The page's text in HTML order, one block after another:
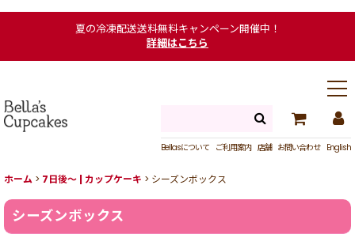
夏の冷凍配送送料無料キャンペーン開催中！
詳細はこちら
Bellasについて ご利用案内 店舗 お問い合わせ English
ホーム > 7日後〜 | カップケーキ > シーズンボックス
シーズンボックス